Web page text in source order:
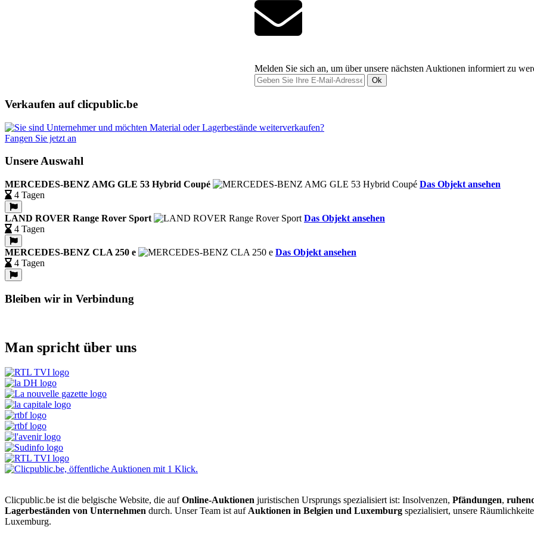
Melden Sie sich an, um über unsere nächsten Auktionen informiert zu
Ok
Verkaufen auf clicpublic.be
Fangen Sie jetzt an
Unsere Auswahl
MERCEDES-BENZ AMG GLE 53 Hybrid Coupé
Das Objekt ansehen
4 Tagen
LAND ROVER Range Rover Sport
Das Objekt ansehen
4 Tagen
MERCEDES-BENZ CLA 250 e
Das Objekt ansehen
4 Tagen
Bleiben wir in Verbindung
Man spricht über uns
Clicpublic.be ist die belgische Website, die aufOnline-Auktionen juristischen Ursprungs spezialisiert ist: Insolvenzen, Pfändungen,
Lagerbeständen von Unternehmen durch. Unser Team ist aufAuktionen in Belgien und Luxemburg spezialisiert, unsere
Luxemburg.